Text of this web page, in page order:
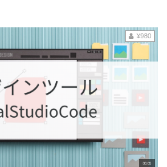
00:05
¥980